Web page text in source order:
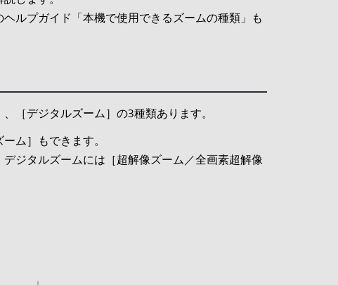
ルプガイド「本機で使用できるズームの種類」も
［デジタルズーム］の3種類あります。
ム］もできます。
ジタルズームには［超解像ズーム／全画素超解像